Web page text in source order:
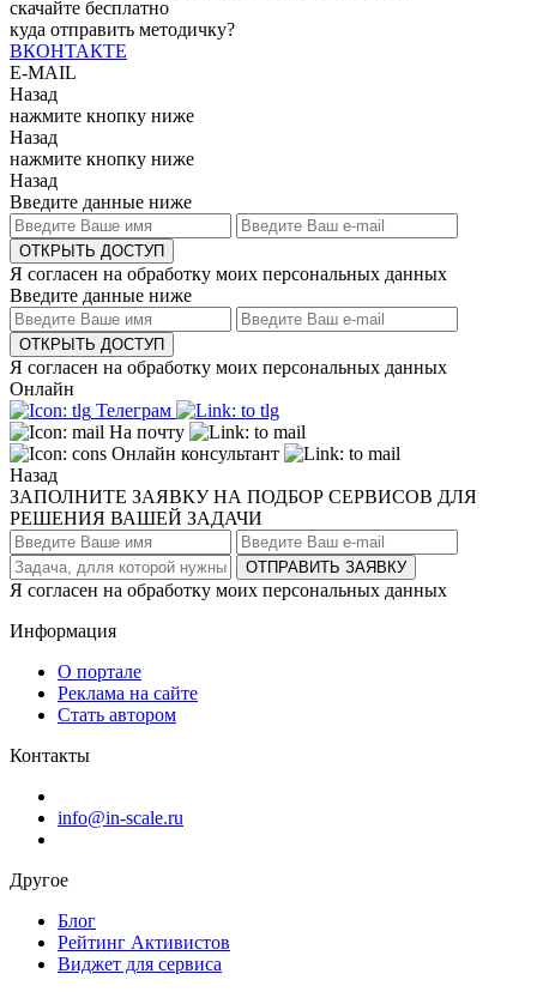
скачайте бесплатно
куда отправить методичку?
ВКОНТАКТЕ
E-MAIL
Назад
нажмите кнопку ниже
Назад
нажмите кнопку ниже
Назад
Введите данные ниже
ОТКРЫТЬ ДОСТУП
Я согласен на обработку моих персональных данных
Введите данные ниже
ОТКРЫТЬ ДОСТУП
Я согласен на обработку моих персональных данных
Онлайн
Телеграм
На почту
Онлайн консультант
Назад
ЗАПОЛНИТЕ ЗАЯВКУ НА ПОДБОР СЕРВИСОВ ДЛЯ
РЕШЕНИЯ ВАШЕЙ ЗАДАЧИ
ОТПРАВИТЬ ЗАЯВКУ
Я согласен на обработку моих персональных данных
Информация
О портале
Реклама на сайте
Стать автором
Контакты
info@in-scale.ru
Другое
Блог
Рейтинг Активистов
Виджет для сервиса